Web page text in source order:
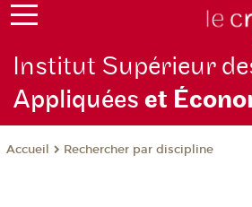
Institut Supérieur
Appliquéeset Écono
Accueil Rechercher par discipline